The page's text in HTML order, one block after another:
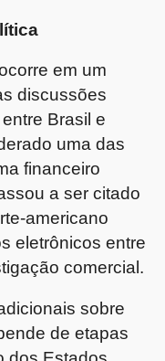
em um
discussões
Brasil e
uma das
financeiro
a ser citado
americano
eletrônicos entre
comercial.
sobre
de etapas